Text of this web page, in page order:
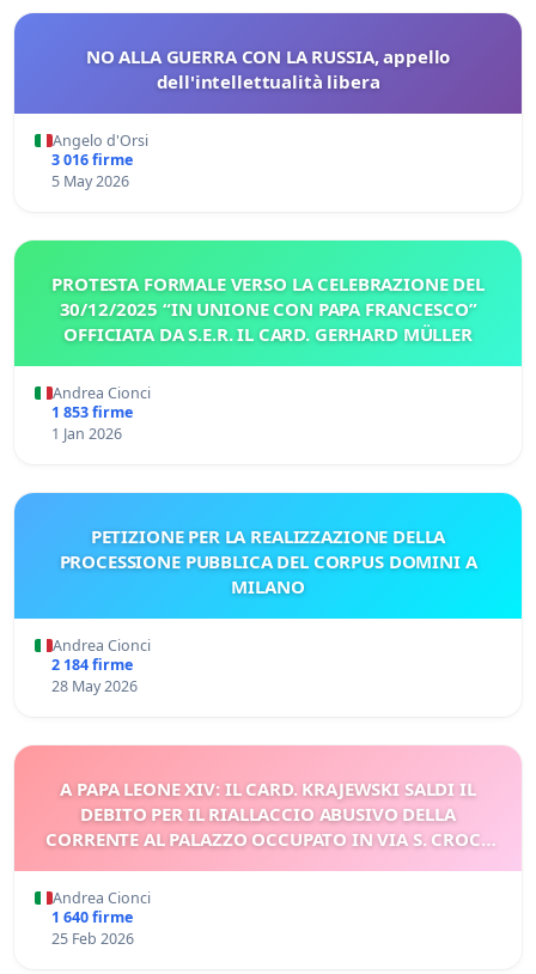
NO ALLA GUERRA CON LA RUSSIA, appello
dell'intellettualità libera
Angelo d'Orsi
3 016 firme
5 May 2026
PROTESTA FORMALE VERSO LA CELEBRAZIONE DEL
30/12/2025 “IN UNIONE CON PAPA FRANCESCO”
OFFICIATA DA S.E.R. IL CARD. GERHARD MÜLLER
Andrea Cionci
1 853 firme
1 Jan 2026
PETIZIONE PER LA REALIZZAZIONE DELLA
PROCESSIONE PUBBLICA DEL CORPUS DOMINI A
MILANO
Andrea Cionci
2 184 firme
28 May 2026
A PAPA LEONE XIV: IL CARD. KRAJEWSKI SALDI IL
DEBITO PER IL RIALLACCIO ABUSIVO DELLA
CORRENTE AL PALAZZO OCCUPATO IN VIA S. CROCE
Andrea Cionci
1 640 firme
25 Feb 2026